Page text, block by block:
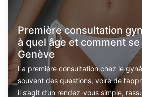
Première consultation
à quel âge et comment
Genève
La première consultation chez le
souvent des questions, voire de
il s’agit d’un rendez-vous simple,